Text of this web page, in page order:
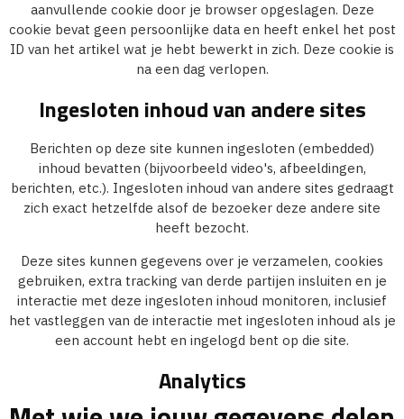
aanvullende cookie door je browser opgeslagen. Deze
cookie bevat geen persoonlijke data en heeft enkel het post
ID van het artikel wat je hebt bewerkt in zich. Deze cookie is
na een dag verlopen.
Ingesloten inhoud van andere sites
Berichten op deze site kunnen ingesloten (embedded)
inhoud bevatten (bijvoorbeeld video's, afbeeldingen,
berichten, etc.). Ingesloten inhoud van andere sites gedraagt
zich exact hetzelfde alsof de bezoeker deze andere site
heeft bezocht.
Deze sites kunnen gegevens over je verzamelen, cookies
gebruiken, extra tracking van derde partijen insluiten en je
interactie met deze ingesloten inhoud monitoren, inclusief
het vastleggen van de interactie met ingesloten inhoud als je
een account hebt en ingelogd bent op die site.
Analytics